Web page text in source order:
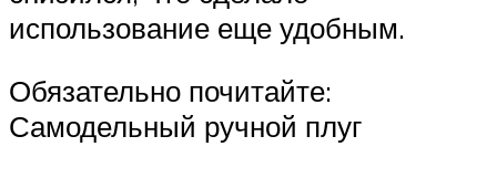
использование еще удобным.
Обязательно почитайте:
Самодельный ручной плуг